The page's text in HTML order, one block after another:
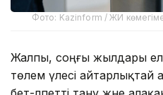
Фото: Kazinform / ЖИ
Жалпы, соңғы жылдары
төлем үлесі айтарлықтай